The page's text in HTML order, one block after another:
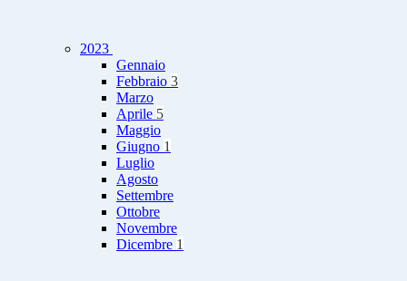
2023
Gennaio
Febbraio 3
Marzo
Aprile 5
Maggio
Giugno 1
Luglio
Agosto
Settembre
Ottobre
Novembre
Dicembre 1